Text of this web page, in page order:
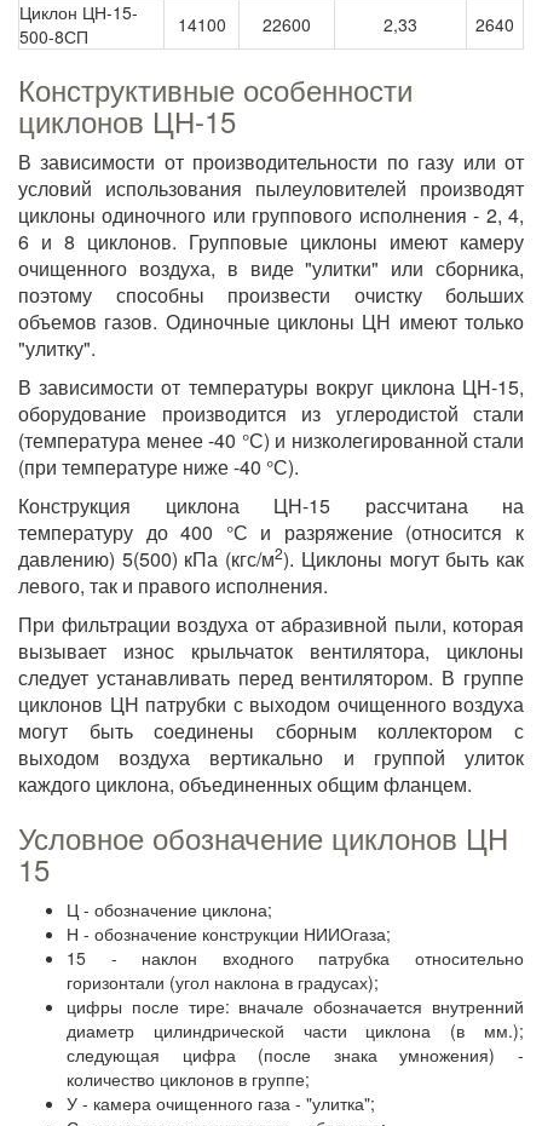
Циклон ЦН-15-
500-8СП
14100 22600 2,33 2640
Конструктивные особенности
циклонов ЦН-15
В зависимости от производительности по газу или от
условий использования пылеуловителей производят
циклоны одиночного или группового исполнения - 2, 4,
6 и 8 циклонов. Групповые циклоны имеют камеру
очищенного воздуха, в виде "улитки" или сборника,
поэтому способны произвести очистку больших
объемов газов. Одиночные циклоны ЦН имеют только
"улитку".
В зависимости от температуры вокруг циклона ЦН-15,
оборудование производится из углеродистой стали
(температура менее -40 °С) и низколегированной стали
(при температуре ниже -40 °С).
Конструкция циклона ЦН-15 рассчитана на
температуру до 400 °С и разряжение (относится к
давлению) 5(500) кПа (кгс/м2). Циклоны могут быть как
левого, так и правого исполнения.
При фильтрации воздуха от абразивной пыли, которая
вызывает износ крыльчаток вентилятора, циклоны
следует устанавливать перед вентилятором. В группе
циклонов ЦН патрубки с выходом очищенного воздуха
могут быть соединены сборным коллектором с
выходом воздуха вертикально и группой улиток
каждого циклона, объединенных общим фланцем.
Условное обозначение циклонов ЦН
15
Ц - обозначение циклона;
Н - обозначение конструкции НИИОгаза;
15 - наклон входного патрубка относительно
горизонтали (угол наклона в градусах);
цифры после тире: вначале обозначается внутренний
диаметр цилиндрической части циклона (в мм.);
следующая цифра (после знака умножения) -
количество циклонов в группе;
У - камера очищенного газа - "улитка";